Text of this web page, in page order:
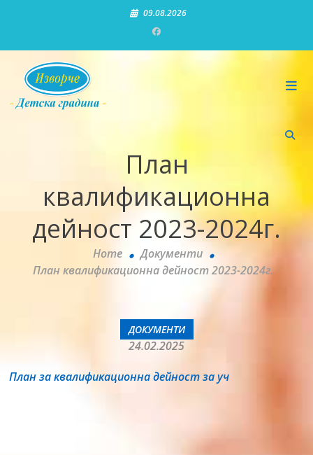
09.08.2026
Детска градина "Изворче"
План
квалификационна
дейност 2023-2024г.
Home
Документи
План квалификационна дейност 2023-2024г.
ДОКУМЕНТИ
24.02.2025
План за квалификационна дейност за уч